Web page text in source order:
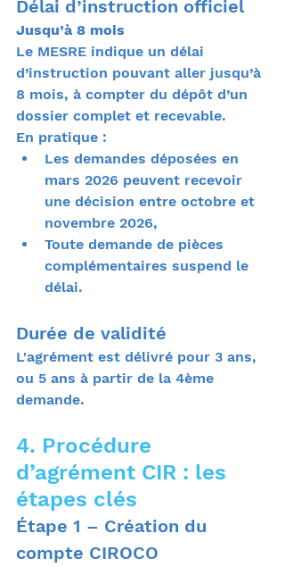
Délai d’instruction officiel
Jusqu’à 8 mois
Le MESRE indique un délai
d’instruction pouvant aller jusqu’à
8 mois, à compter du dépôt d’un
dossier complet et recevable.
En pratique :
Les demandes déposées en
mars 2026 peuvent recevoir
une décision entre octobre et
novembre 2026,
Toute demande de pièces
complémentaires suspend le
délai.
Durée de validité
L'agrément est délivré pour 3 ans,
ou 5 ans à partir de la 4ème
demande.
4. Procédure
d’agrément CIR : les
étapes clés
Étape 1 – Création du
compte CIROCO